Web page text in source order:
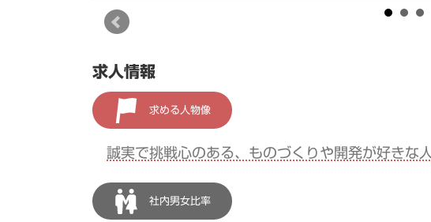
求人情報
求める人物像
誠実で挑戦心のある、ものづくりや開発が好きな人
社内男女比率